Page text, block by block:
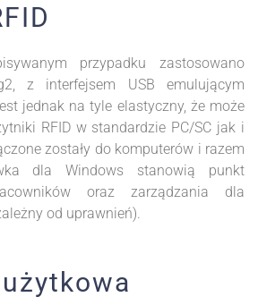
przypadku zastosowano
z interfejsem USB emulującym
jednak na tyle elastyczny, że może
RFID w standardzie PC/SC jak i
zostały do komputerów i razem
dla Windows stanowią punkt
oraz zarządzania dla
od uprawnień).